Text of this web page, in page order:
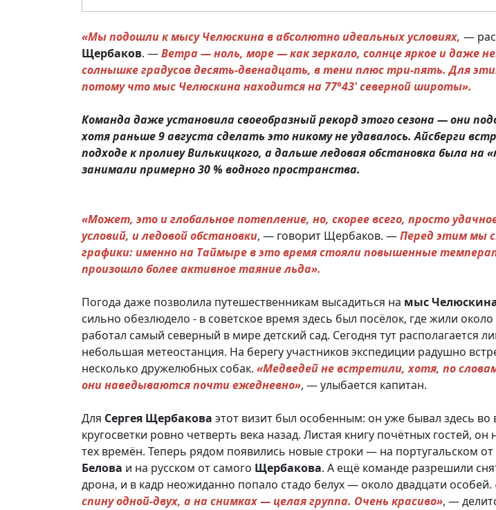
«Мы подошли к мысу Челюскина в абсолютно идеальных условиях, —
Щербаков. —Ветра — ноль, море — как зеркало, солнце яркое и даже
солнышке градусов десять-двенадцать, в тени плюс три-пять. Для
потому что мыс Челюскина находится на 77°43' северной широты».
Команда даже установила своеобразный рекорд этого сезона — они
хотя раньше 9 августа сделать это никому не удавалось. Айсберги
подходе к проливу Вилькицкого, а дальше ледовая обстановка была на
занимали примерно 30 % водного пространства.
«Может, это и глобальное потепление, но, скорее всего, просто
условий, и ледовой обстановки, — говорит Щербаков. —Перед этим мы
графики: именно на Таймыре в это время стояли повышенные
произошло более активное таяние льда».
Погода даже позволила путешественникам высадиться на мыс
сильно обезлюдело - в советское время здесь был посёлок, где жили
работал самый северный в мире детский сад. Сегодня тут располагается
небольшая метеостанция. На берегу участников экспедиции радушно
несколько дружелюбных собак. «Медведей не встретили, хотя, по
они наведываются почти ежедневно», — улыбается капитан.
Для Сергея Щербакова этот визит был особенным: он уже бывал здесь во
кругосветки ровно четверть века назад. Листая книгу почётных гостей,
тех времён. Теперь рядом появились новые строки — на португальском от
Белова и на русском от самого Щербакова. А ещё команде разрешили
дрона, и в кадр неожиданно попало стадо белух — около двадцати особей.
спину одной-двух, а на снимках — целая группа. Очень красиво», —